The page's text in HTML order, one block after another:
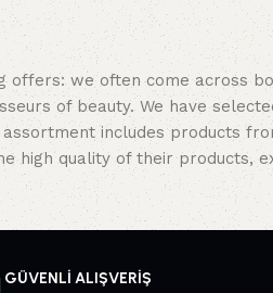
we often come across
of beauty. We have
includes products
high quality of their products,
GÜVENLİ ALIŞVERİŞ